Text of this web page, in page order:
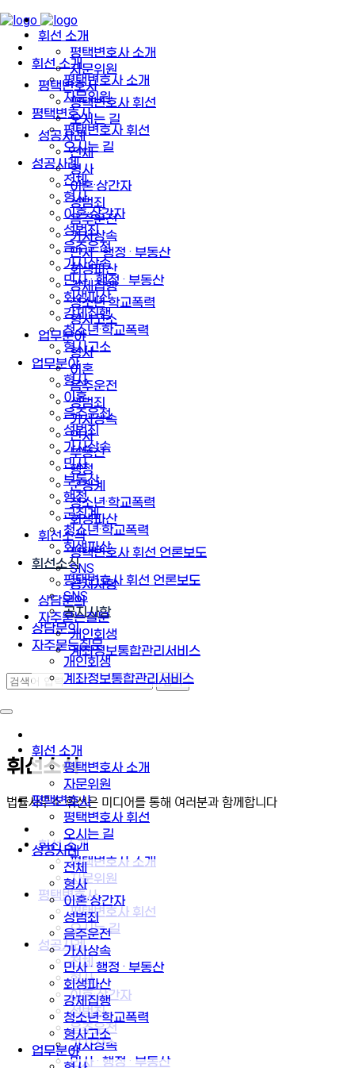
휘선 소개
평택변호사 소개
자문위원
평택변호사
평택변호사 휘선
오시는 길
성공사례
전체
형사
이혼·상간자
성범죄
음주운전
가사상속
민사 · 행정 · 부동산
회생파산
강제집행
청소년·학교폭력
형사고소
업무분야
형사
이혼
음주운전
성범죄
가사상속
민사
부동산
행정
군징계
청소년·학교폭력
회생파산
휘선소식
평택변호사 휘선 언론보도
SNS
공지사항
상담문의
자주묻는질문
개인회생
계좌정보통합관리서비스
휘선 소개
평택변호사 소개
자문위원
평택변호사
평택변호사 휘선
오시는 길
성공사례
전체
형사
이혼·상간자
성범죄
음주운전
가사상속
민사 · 행정 · 부동산
회생파산
강제집행
청소년·학교폭력
형사고소
업무분야
휘선 소개
평택변호사 소개
자문위원
평택변호사
평택변호사 휘선
오시는 길
성공사례
전체
형사
이혼·상간자
성범죄
음주운전
가사상속
민사 · 행정 · 부동산
회생파산
강제집행
청소년·학교폭력
형사고소
업무분야
형사
이혼
음주운전
성범죄
가사상속
민사
부동산
행정
군징계
청소년·학교폭력
회생파산
휘선소식
평택변호사 휘선 언론보도
SNS
공지사항
상담문의
자주묻는질문
개인회생
계좌정보통합관리서비스
휘선소식
법률사무소 휘선은 미디어를 통해 여러분과 함께합니다
휘선 소개
평택변호사 소개
자문위원
평택변호사
평택변호사 휘선
오시는 길
성공사례
전체
형사
이혼·상간자
성범죄
음주운전
가사상속
민사 · 행정 · 부동산